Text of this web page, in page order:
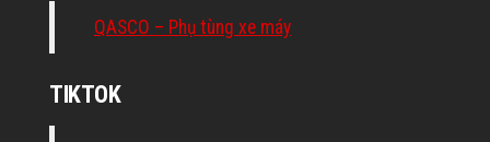
QASCO – Phụ tùng xe máy
TIKTOK